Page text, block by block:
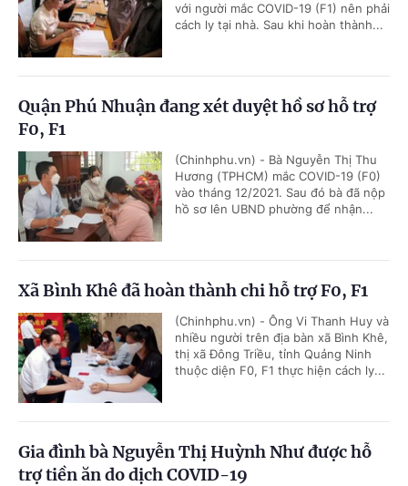
với người mắc COVID-19 (F1) nên phải
cách ly tại nhà. Sau khi hoàn thành...
Quận Phú Nhuận đang xét duyệt hồ sơ hỗ trợ
F0, F1
(Chinhphu.vn) - Bà Nguyễn Thị Thu
Hương (TPHCM) mắc COVID-19 (F0)
vào tháng 12/2021. Sau đó bà đã nộp
hồ sơ lên UBND phường để nhận...
Xã Bình Khê đã hoàn thành chi hỗ trợ F0, F1
(Chinhphu.vn) - Ông Vi Thanh Huy và
nhiều người trên địa bàn xã Bình Khê,
thị xã Đông Triều, tỉnh Quảng Ninh
thuộc diện F0, F1 thực hiện cách ly...
Gia đình bà Nguyễn Thị Huỳnh Như được hỗ
trợ tiền ăn do dịch COVID-19